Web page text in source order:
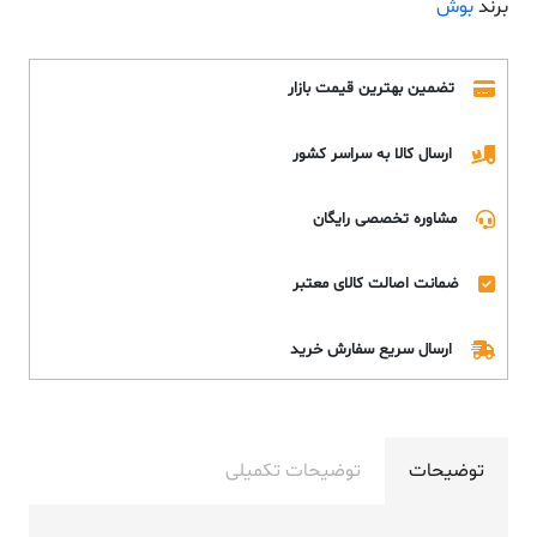
برندبوش
تضمین بهترین قیمت بازار
ارسال کالا به سراسر کشور
مشاوره تخصصی رایگان
ضمانت اصالت کالای معتبر
ارسال سریع سفارش خرید
توضیحات توضیحات تکمیلی